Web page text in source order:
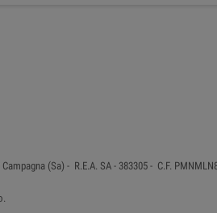
(Sa) - R.E.A. SA - 383305 - C.F.